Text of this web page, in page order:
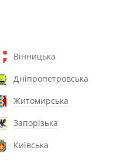
Вінницька
Дніпропетровська
Житомирська
Запорізька
Київська